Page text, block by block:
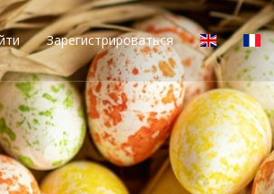
Зарегистрироваться